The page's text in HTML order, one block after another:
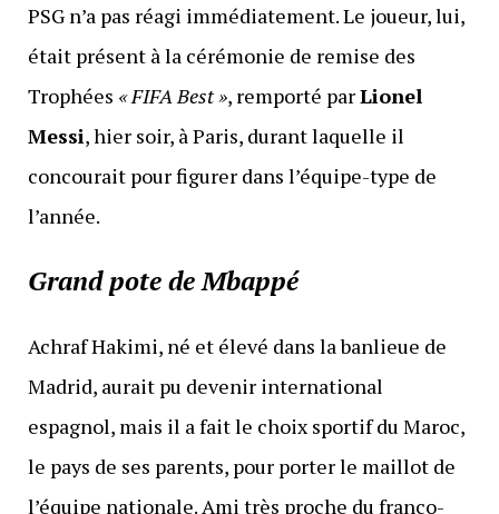
PSG n’a pas réagi immédiatement. Le joueur, lui,
était présent à la cérémonie de remise des
Trophées « FIFA Best », remporté parLionel
Messi, hier soir, à Paris, durant laquelle il
concourait pour figurer dans l’équipe-type de
l’année.
Grand pote de Mbappé
Achraf Hakimi, né et élevé dans la banlieue de
Madrid, aurait pu devenir international
espagnol, mais il a fait le choix sportif du Maroc,
le pays de ses parents, pour porter le maillot de
l’équipe nationale. Ami très proche du franco-